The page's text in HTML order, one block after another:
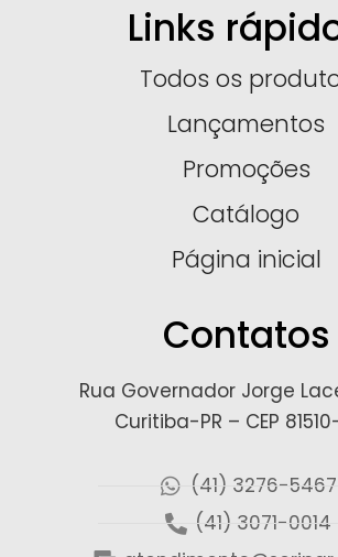
Links
Todos os
Lançamentos
Promoções
Catálogo
Página inicial
Contatos
Rua Governador Jorge
Curitiba-PR – CEP
(41) 3276-5467
(41) 3071-0014